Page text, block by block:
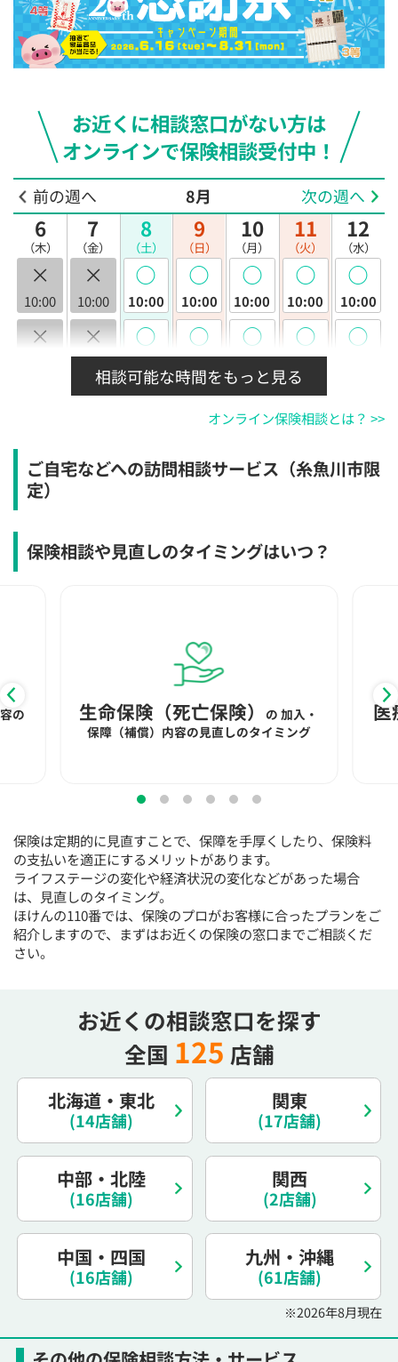
お近くに相談窓口がない方は
オンラインで保険相談受付中！
前の週へ 8月 次の週へ
6
（木）
×
10:00
×
×
11:30
12:00
14:30
×
15:00
16:30
17:00
17:30
7
（金）
×
10:00
×
10:30
×
×
12:00
◯
13:30
14:30
◯
15:00
◯
◯
16:00
◯
16:30
◯
17:00
◯
17:30
◯
18:00
8
（土）
◯
10:00
◯
10:30
◯
◯
12:00
◯
13:30
14:00
14:30
◯
15:00
◯
◯
16:00
◯
16:30
17:00
◯
17:30
◯
18:00
9
（日）
◯
10:00
◯
10:30
◯
11:00
◯
12:00
◯
13:00
◯
13:30
14:00
14:30
◯
15:00
◯
◯
16:00
◯
◯
17:00
17:30
10
（月）
◯
10:00
◯
10:30
◯
11:00
◯
12:00
◯
13:30
14:00
14:30
◯
15:00
◯
◯
16:00
◯
◯
17:00
17:30
◯
18:00
11
（火）
◯
10:00
◯
10:30
◯
11:00
◯
12:00
◯
13:30
14:30
◯
15:00
◯
◯
16:00
◯
16:30
◯
17:00
◯
17:30
◯
18:00
12
（水）
◯
10:00
◯
11:00
◯
14:30
◯
15:00
◯
◯
17:00
◯
17:30
◯
：お電話にてお問い合わせください
相談可能な時間をもっと見る
オンライン保険相談とは？ >>
ご自宅などへの訪問相談サービス（糸魚川市限
定）
保険相談や見直しのタイミングはいつ？
生命保険（死亡保険） の 加入・
保障（補償）内容の見直しのタイミング
医
の
保険は定期的に見直すことで、保障を手厚くしたり、保険料
の支払いを適正にするメリットがあります。
ライフステージの変化や経済状況の変化などがあった場合
は、見直しのタイミング。
ほけんの110番では、保険のプロがお客様に合ったプランをご
紹介しますので、まずはお近くの保険の窓口までご相談くだ
さい。
お近くの相談窓口を探す
全国 125 店舗
北海道・東北
(14店舗)
関東
(17店舗)
中部・北陸
(16店舗)
関西
(2店舗)
中国・四国
(16店舗)
九州・沖縄
(61店舗)
※2026年8月現在